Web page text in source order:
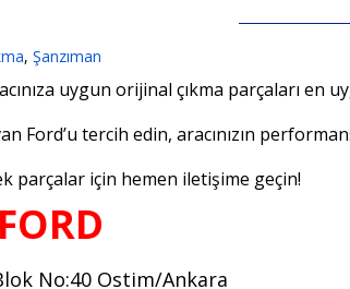
, Şanzıman
uygun orijinal çıkma parçaları en
Ford’u tercih edin, aracınızın
parçalar için hemen iletişime geçin!
No:40 Ostim/Ankara